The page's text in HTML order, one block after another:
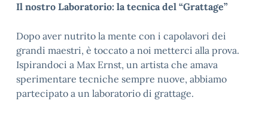
Il nostro Laboratorio: la tecnica del “Grattage”
Dopo aver nutrito la mente con i capolavori dei
grandi maestri, è toccato a noi metterci alla prova.
Ispirandoci a Max Ernst, un artista che amava
sperimentare tecniche sempre nuove, abbiamo
partecipato a un laboratorio di grattage.